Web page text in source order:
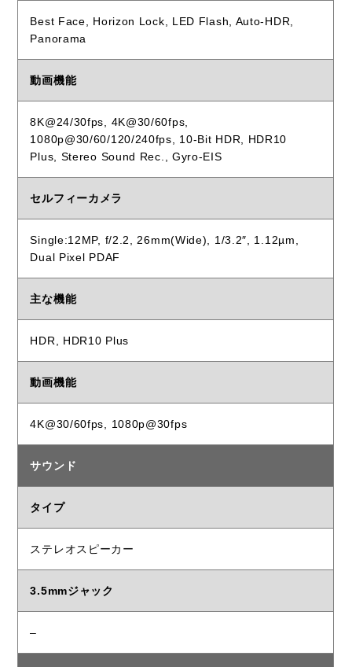
Best Face, Horizon Lock, LED Flash, Auto-HDR,
Panorama
動画機能
8K@24/30fps, 4K@30/60fps,
1080p@30/60/120/240fps, 10-Bit HDR, HDR10
Plus, Stereo Sound Rec., Gyro-EIS
セルフィーカメラ
Single:12MP, f/2.2, 26mm(Wide), 1/3.2″, 1.12µm,
Dual Pixel PDAF
主な機能
HDR, HDR10 Plus
動画機能
4K@30/60fps, 1080p@30fps
サウンド
タイプ
ステレオスピーカー
3.5mmジャック
–